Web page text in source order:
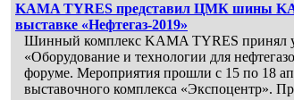
KAMA TYRES представил ЦМК шины
выставке «Нефтегаз-2019»
Шинный комплекс KAMA TYRES принял
«Оборудование и технологии для
форуме. Мероприятия прошли с 15 по 18
выставочного комплекса «Экспоцентр».